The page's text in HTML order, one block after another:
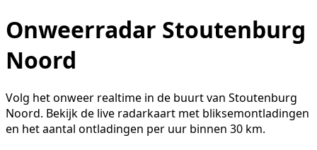
Onweerradar Stoutenburg
Noord
Volg het onweer realtime in de buurt van Stoutenburg
Noord. Bekijk de live radarkaart met bliksemontladingen
en het aantal ontladingen per uur binnen 30 km.